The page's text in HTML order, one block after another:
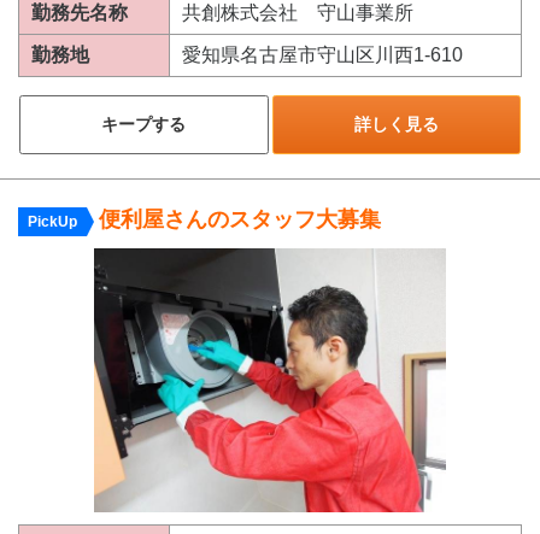
勤務先名称 共創株式会社 守山事業所
勤務地 愛知県名古屋市守山区川西1-610
キープする 詳しく見る
PickUp 便利屋さんのスタッフ大募集